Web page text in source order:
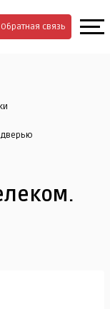
Обратная связь
дверью